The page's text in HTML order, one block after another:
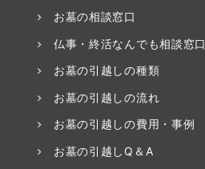
お墓の相談窓口
仏事・終活なんでも相談窓口
お墓の引越しの種類
お墓の引越しの流れ
お墓の引越しの費用・事例
お墓の引越しQ＆A